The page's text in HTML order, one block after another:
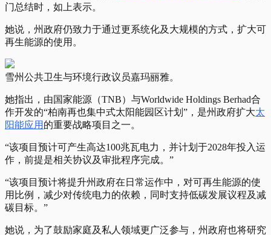
门总结时，如上表示。
她说，州政府仍致力于通过更系统化及大规模的方式，扩大可
再生能源的使用。
雪州公共卫生与环境行政议员嘉玛丽雅。
她指出，由国家能源（TNB）与Worldwide Holdings Berhad合
作开发的“柏南再也集中式太阳能园区计划”，是州政府扩大太
阳能应用 的重要战略项目之一。
“该项目预计可产生高达100兆瓦电力，并计划于2028年投入运
作，前提是相关协议及审批程序完成。”
“该项目预计将提升州政府在日常运作中，对可再生能源的使
用比例，减少对传统电力的依赖，同时支持低碳发展议程及减
碳目标。”
她说，为了鼓励家庭及私人领域更广泛参与，州政府也将研究